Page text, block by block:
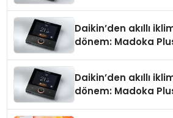
Daikin’den akıllı
dönem: Madoka
Daikin’den akıllı
dönem: Madoka